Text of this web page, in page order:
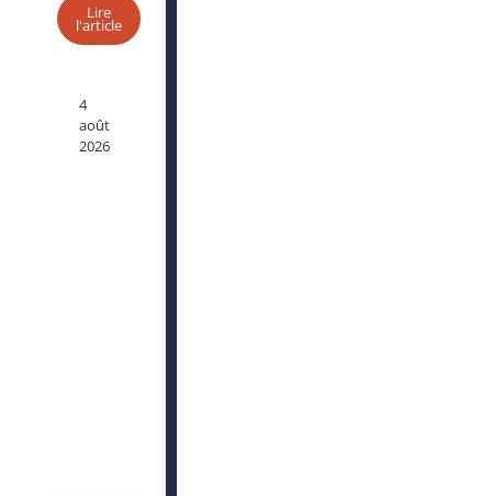
Lire
l'article
4
août
2026